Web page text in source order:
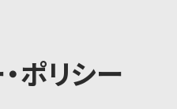
ポリシー